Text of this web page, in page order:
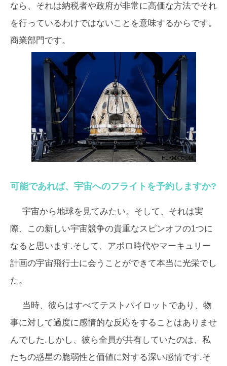
なら、それは納税者や政府が非常に高価な方法でそれ
を行っているわけではないことを意味するからです。
商業部門です。
可能であれば、宇宙へのフライトを予約しますか?
宇宙から地球を見てみたい。そして、それは実
際、この新しい宇宙競争の貴重なスピンオフの1つに
なると思います.そして、アポロ時代やマーキュリー
計画の宇宙飛行士に会うことができて本当に光栄でし
た。
当時、彼らはすべてテストパイロットであり、物
事に対して過度に感情的な反応をすることはありませ
んでした.しかし、彼ら全員が共有していたのは、私
たちの惑星の脆弱性と価値に対する深い感情です.そ